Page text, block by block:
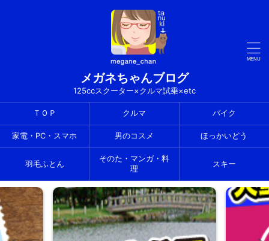
メガネちゃんブログ
125ccスクーター×クルマ試乗×etc
ＴＯＰ クルマ バイク
家電・PC・スマホ 男のコスメ ほっかいどう
羽毛ふとん
そのた・マンガ・料
理
スキー